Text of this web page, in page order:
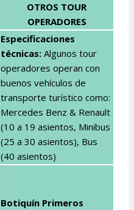
OTROS TOUR
OPERADORES
Especificaciones
técnicas: Algunos tour
operadores operan con
buenos vehículos de
transporte turístico como:
Mercedes Benz & Renault
(10 a 19 asientos, Minibus
(25 a 30 asientos), Bus
(40 asientos)
Botiquín Primeros